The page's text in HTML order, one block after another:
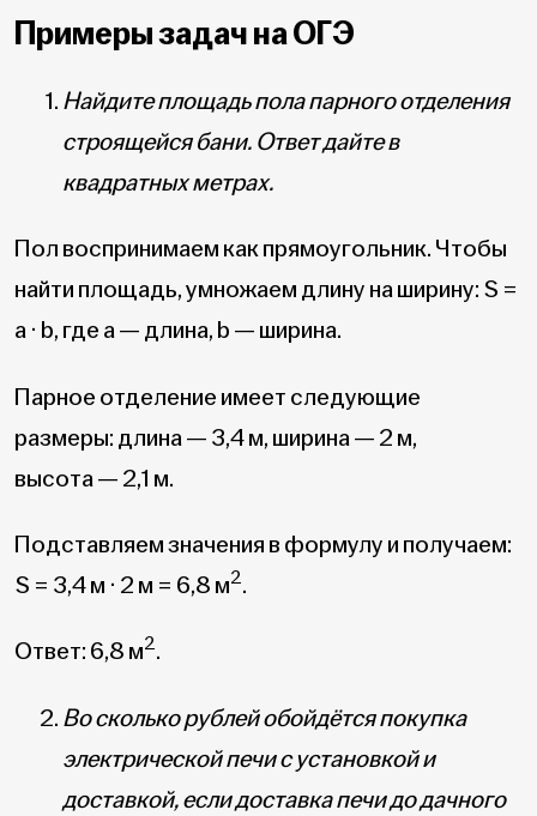
Примеры задач на ОГЭ
Найдите площадь пола парного отделения
строящейся бани. Ответ дайте в
квадратных метрах.
Пол воспринимаем как прямоугольник. Чтобы
найти площадь, умножаем длину на ширину: S =
a · b, где a — длина, b — ширина.
Парное отделение имеет следующие
размеры: длина — 3,4 м, ширина — 2 м,
высота — 2,1 м.
Подставляем значения в формулу и получаем:
S = 3,4 м · 2 м = 6,8 м2.
Ответ: 6,8 м2.
Во сколько рублей обойдётся покупка
электрической печи с установкой и
доставкой, если доставка печи до дачного